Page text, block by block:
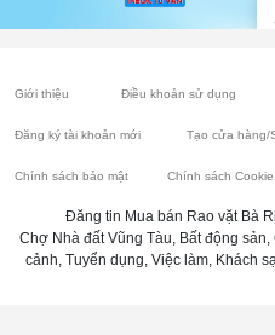
Giới thiệu Điều khoản sử dụng
Đăng ký tài khoản mới Tạo cửa hàng/
Chính sách bảo mật Chính sách Cookie
Đăng tin Mua bán Rao vặt Bà
Chợ Nhà đất Vũng Tàu, Bất động
cảnh, Tuyển dụng, Việc làm, Khách